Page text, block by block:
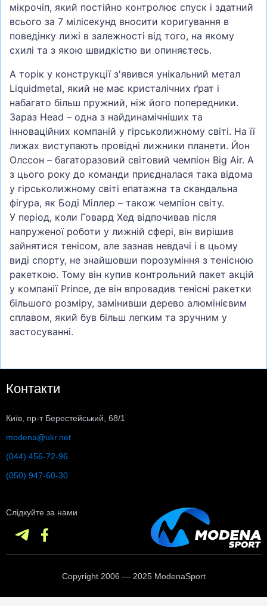
мікрочіп, який постійно контролює спуск і здатний
всього за 7 мілісекунд вносити коригування в
поведінку лижі в залежності від того, на якому
схилі та з якою швидкістю ви опиняєтесь.
А торік у конструкції з'явився унікальний метал
Liquidmetal, який не має кристалічних ґрат і
набагато більш пружний, ніж його попередники.
Зараз Head – одна з найдинамічніших та
інноваційних компаній у гірськолижному світі. На її
лижах виступають провідні лижники планети. Йон
Олссон – багаторазовий світовий чемпіон Big Air. А
з цього року до команди приєдналася така відома
у гірськолижному світі епатажна та скандальна
фігура, як Боді Міллер – також чемпіон світу.
У період, коли Говард Хед відпочивав після
напруженої роботи у лижній сфері, він вирішив
зайнятися тенісом, але зазнав невдачі і в цьому
виді спорту, не знайшовши порозуміння з тенісною
ракеткою. Тому він купив контрольний пакет акцій
у компанії Prince, де він впровадив тенісні ракетки
більшого розміру, замінивши дерево алюмінієвим
сплавом, який був більш легким та зручним у
застосуванні.
Контакти
Київ, пр-т Берестейський, 68/1
modena@ukr.net
(044) 456-72-96
(050) 947-60-30
Слідкуйте за нами
Copyright 2006 — 2025 ModenaSport